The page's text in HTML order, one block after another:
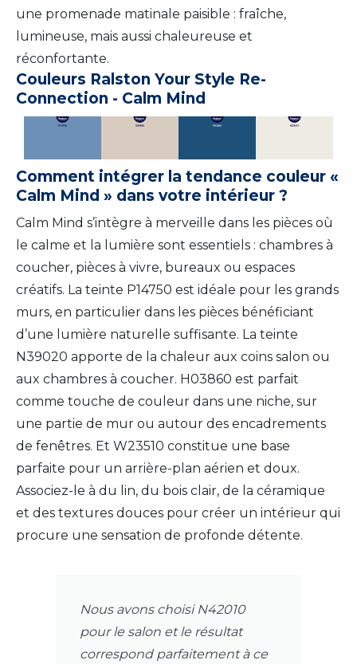
une promenade matinale paisible : fraîche,
lumineuse, mais aussi chaleureuse et
réconfortante.
Couleurs Ralston Your Style Re-
Connection - Calm Mind
Comment intégrer la tendance couleur «
Calm Mind » dans votre intérieur ?
Calm Mind s’intègre à merveille dans les pièces où
le calme et la lumière sont essentiels : chambres à
coucher, pièces à vivre, bureaux ou espaces
créatifs. La teinte P14750 est idéale pour les grands
murs, en particulier dans les pièces bénéficiant
d’une lumière naturelle suffisante. La teinte
N39020 apporte de la chaleur aux coins salon ou
aux chambres à coucher. H03860 est parfait
comme touche de couleur dans une niche, sur
une partie de mur ou autour des encadrements
de fenêtres. Et W23510 constitue une base
parfaite pour un arrière-plan aérien et doux.
Associez-le à du lin, du bois clair, de la céramique
et des textures douces pour créer un intérieur qui
procure une sensation de profonde détente.
Nous avons choisi N42010
pour le salon et le résultat
correspond parfaitement à ce